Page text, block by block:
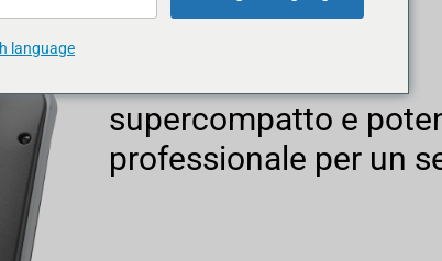
nano
supercompatto e
professionale per un
language